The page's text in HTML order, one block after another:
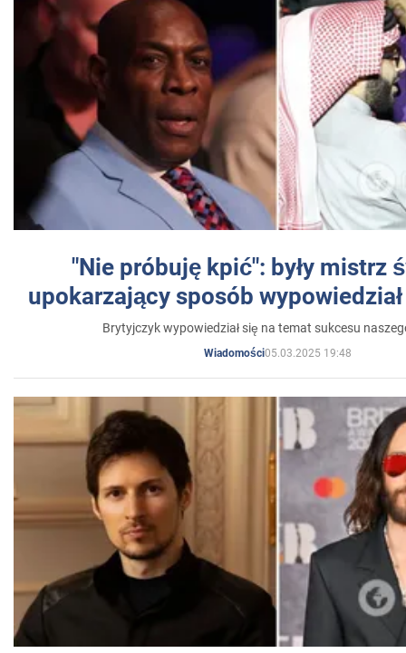
"Nie próbuję kpić": były mistrz
upokarzający sposób
Brytyjczyk wypowiedział się na temat sukcesu
Wiadomości05.03.2025 19:48